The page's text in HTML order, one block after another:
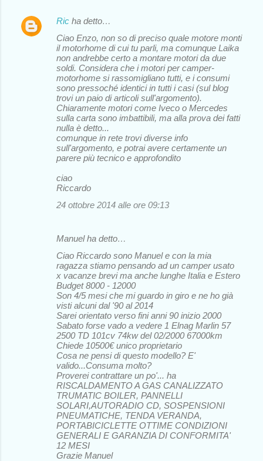
Ric ha detto…
Ciao Enzo, non so di preciso quale motore monti
il motorhome di cui tu parli, ma comunque Laika
non andrebbe certo a montare motori da due
soldi. Considera che i motori per camper-
motorhome si rassomigliano tutti, e i consumi
sono pressoché identici in tutti i casi (sul blog
trovi un paio di articoli sull'argomento).
Chiaramente motori come Iveco o Mercedes
sulla carta sono imbattibili, ma alla prova dei fatti
nulla è detto...
comunque in rete trovi diverse info
sull'argomento, e potrai avere certamente un
parere più tecnico e approfondito
ciao
Riccardo
24 ottobre 2014 alle ore 09:13
Manuel ha detto…
Ciao Riccardo sono Manuel e con la mia
ragazza stiamo pensando ad un camper usato
x vacanze brevi ma anche lunghe Italia e Estero
Budget 8000 - 12000
Son 4/5 mesi che mi guardo in giro e ne ho già
visti alcuni dal '90 al 2014
Sarei orientato verso fini anni 90 inizio 2000
Sabato forse vado a vedere 1 Elnag Marlin 57
2500 TD 101cv 74kw del 02/2000 67000km
Chiede 10500€ unico proprietario
Cosa ne pensi di questo modello? E'
valido...Consuma molto?
Proverei contrattare un po'... ha
RISCALDAMENTO A GAS CANALIZZATO
TRUMATIC BOILER, PANNELLI
SOLARI,AUTORADIO CD, SOSPENSIONI
PNEUMATICHE, TENDA VERANDA,
PORTABICICLETTE OTTIME CONDIZIONI
GENERALI E GARANZIA DI CONFORMITA'
12 MESI
Grazie Manuel